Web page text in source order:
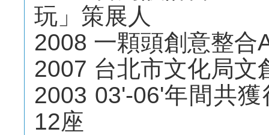
玩」策展人
2008 一顆頭創意整合
2007 台北市文化局文
2003 03'-06'年間共
12座